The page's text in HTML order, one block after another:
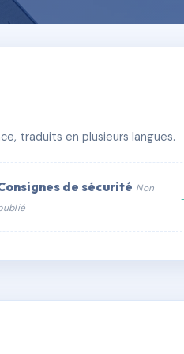
traduits en plusieurs langues.
de sécurité Non